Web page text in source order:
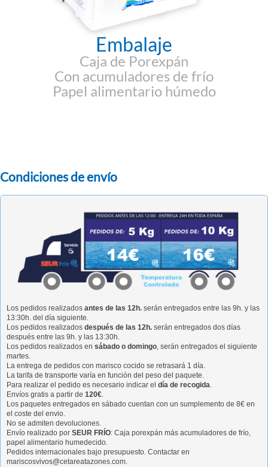
Embalaje
Caja de Porexpán
Con acumuladores de frío
Papel alimentario húmedo
Condiciones de envío
Los pedidos realizados antes de las 12h. serán entregados entre las 9h. y las
13:30h. del día siguiente.
Los pedidos realizados después de las 12h. serán entregados dos días
después entre las 9h. y las 13:30h.
Los pedidos realizados en sábado o domingo, serán entregados el siguiente
martes.
La entrega de pedidos con marisco cocido se retrasará 1 día.
La tarifa de transporte varía en función del peso del paquete.
Para realizar el pedido es necesario indicar el día de recogida.
Envíos gratis a partir de 120€.
Los paquetes entregados en sábado cuentan con un sumplemento de 8€ en
el coste del envio.
No se admiten devoluciones.
Envío realizado por SEUR FRÍO: Caja porexpán más acumuladores de frío,
papel alimentario humedecido.
Pedidos internacionales bajo presupuesto. Contactar en
mariscosvivos@cetareatazones.com.